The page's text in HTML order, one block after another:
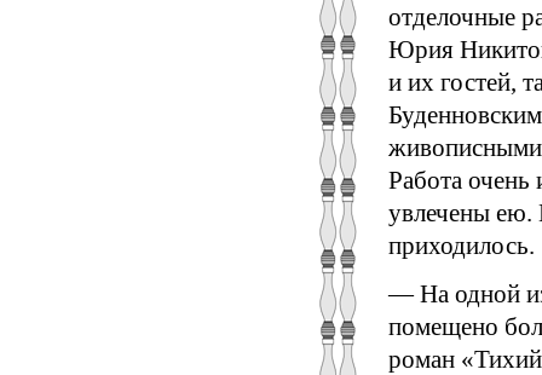
отделочные
Юрия
и их гостей,
живописными
Работа очень
увлечены ею.
приходилось.
— На одной
помещено
роман